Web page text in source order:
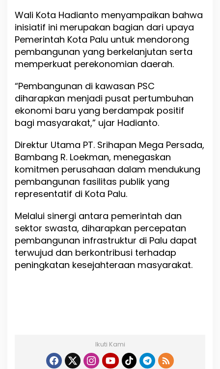
e
j
a
S
m
I
n
r
a
t
u
k
t
r
t
r
t
e
g
Wali Kota Hadianto menyampaikan bahwa
inisiatif ini merupakan bagian dari upaya
Pemerintah Kota Palu untuk mendorong
pembangunan yang berkelanjutan serta
memperkuat perekonomian daerah.
“Pembangunan di kawasan PSC
diharapkan menjadi pusat pertumbuhan
ekonomi baru yang berdampak positif
bagi masyarakat,” ujar Hadianto.
Direktur Utama PT. Srihapan Mega Persada,
Bambang R. Loekman, menegaskan
komitmen perusahaan dalam mendukung
pembangunan fasilitas publik yang
representatif di Kota Palu.
Melalui sinergi antara pemerintah dan
sektor swasta, diharapkan percepatan
pembangunan infrastruktur di Palu dapat
terwujud dan berkontribusi terhadap
peningkatan kesejahteraan masyarakat.
Ikuti Kami